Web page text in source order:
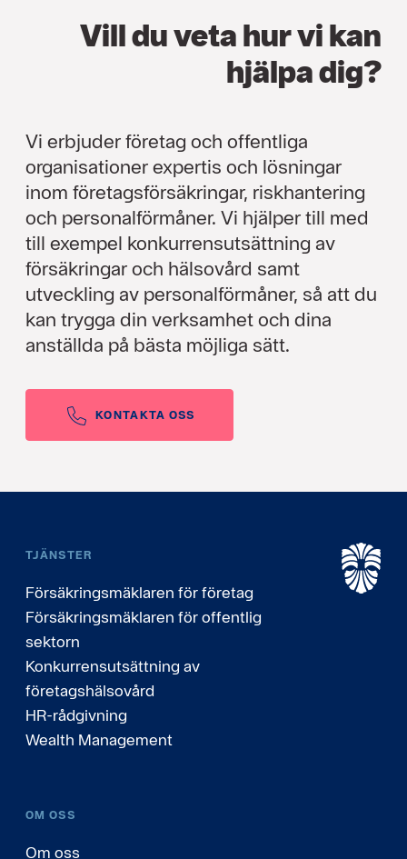
Vill du veta hur vi kan
hjälpa dig?
Vi erbjuder företag och offentliga
organisationer expertis och lösningar
inom företagsförsäkringar, riskhantering
och personalförmåner. Vi hjälper till med
till exempel konkurrensutsättning av
försäkringar och hälsovård samt
utveckling av personalförmåner, så att du
kan trygga din verksamhet och dina
anställda på bästa möjliga sätt.
KONTAKTA OSS
TJÄNSTER
Försäkringsmäklaren för företag
Försäkringsmäklaren för offentlig
sektorn
Konkurrensutsättning av
företagshälsovård
HR-rådgivning
Wealth Management
OM OSS
Om oss